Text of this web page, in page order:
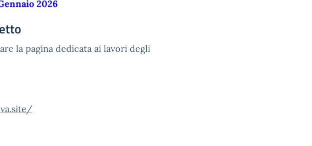
2026
la pagina dedicata ai lavori degli